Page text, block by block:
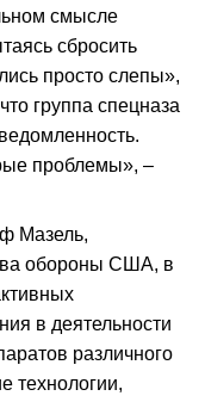
смысле
сбросить
просто слепы»,
группа спецназа
проблемы», –
Мазель,
обороны США, в
в деятельности
различного
технологии,